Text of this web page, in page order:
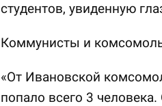
студентов, увиденную
Коммунисты и
«От Ивановской
попало всего 3